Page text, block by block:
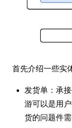
首先介绍一些实
发货单：承
游可以是用
货的问题件